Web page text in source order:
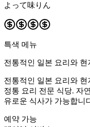
よって味りん
특색 메뉴
전통적인 일본 요리와 현
전통적인 일본 요리와
정통 요리 전문 식당. 자
유로운 식사가 가능합니
예약 가능